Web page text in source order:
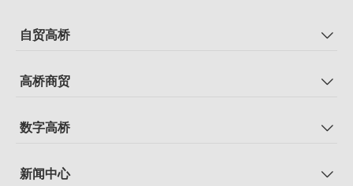
自贸高桥
高桥商贸
数字高桥
新闻中心